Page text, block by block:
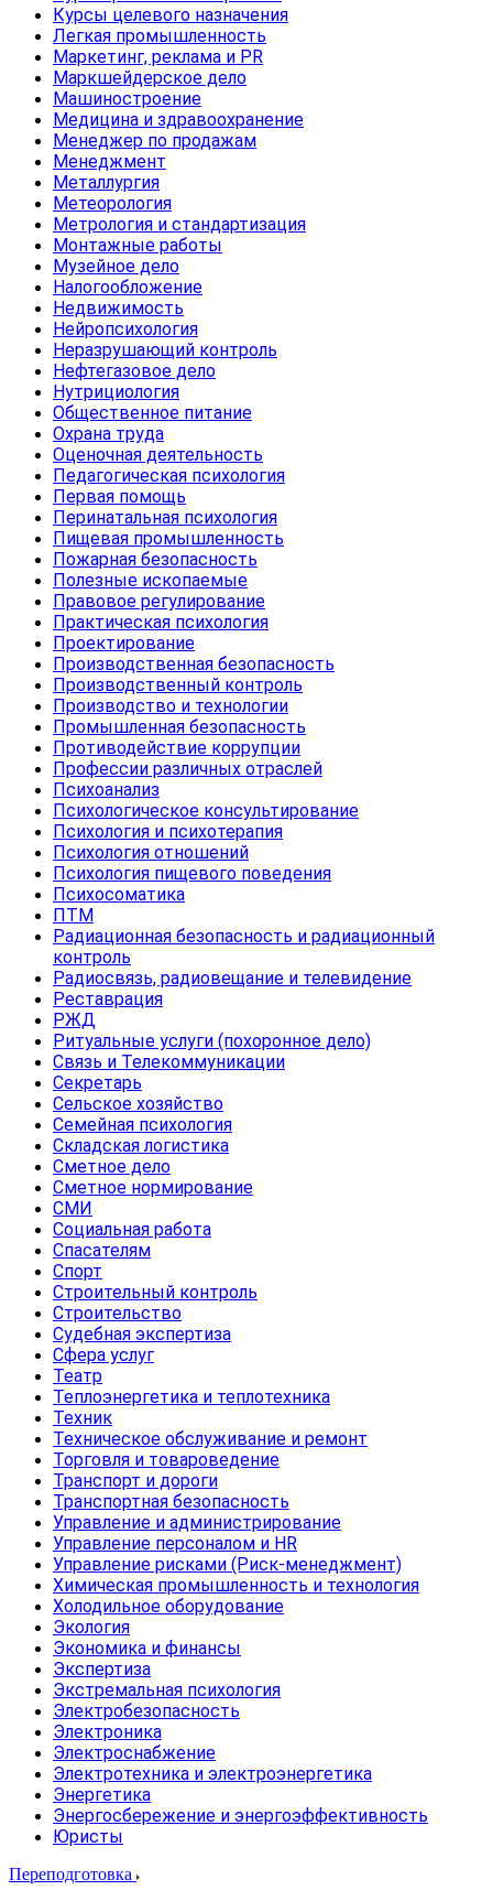
Курсы целевого назначения
Легкая промышленность
Маркетинг, реклама и PR
Маркшейдерское дело
Машиностроение
Медицина и здравоохранение
Менеджер по продажам
Менеджмент
Металлургия
Метеорология
Метрология и стандартизация
Монтажные работы
Музейное дело
Налогообложение
Недвижимость
Нейропсихология
Неразрушающий контроль
Нефтегазовое дело
Нутрициология
Общественное питание
Охрана труда
Оценочная деятельность
Педагогическая психология
Первая помощь
Перинатальная психология
Пищевая промышленность
Пожарная безопасность
Полезные ископаемые
Правовое регулирование
Практическая психология
Проектирование
Производственная безопасность
Производственный контроль
Производство и технологии
Промышленная безопасность
Противодействие коррупции
Профессии различных отраслей
Психоанализ
Психологическое консультирование
Психология и психотерапия
Психология отношений
Психология пищевого поведения
Психосоматика
ПТМ
Радиационная безопасность и радиационный
контроль
Радиосвязь, радиовещание и телевидение
Реставрация
РЖД
Ритуальные услуги (похоронное дело)
Связь и Телекоммуникации
Секретарь
Сельское хозяйство
Семейная психология
Складская логистика
Сметное дело
Сметное нормирование
СМИ
Социальная работа
Спасателям
Спорт
Строительный контроль
Строительство
Судебная экспертиза
Сфера услуг
Театр
Теплоэнергетика и теплотехника
Техник
Техническое обслуживание и ремонт
Торговля и товароведение
Транспорт и дороги
Транспортная безопасность
Управление и администрирование
Управление персоналом и HR
Управление рисками (Риск-менеджмент)
Химическая промышленность и технология
Холодильное оборудование
Экология
Экономика и финансы
Экспертиза
Экстремальная психология
Электробезопасность
Электроника
Электроснабжение
Электротехника и электроэнергетика
Энергетика
Энергосбережение и энергоэффективность
Юристы
Переподготовка